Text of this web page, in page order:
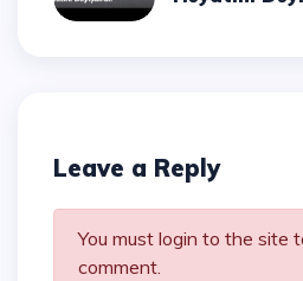
Leave a Reply
You must login to the site
comment.